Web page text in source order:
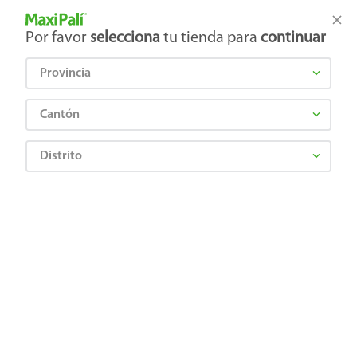
Tienda Maxi Palí
Por favor selecciona tu tienda para continuar
Provincia
Cantón
Distrito